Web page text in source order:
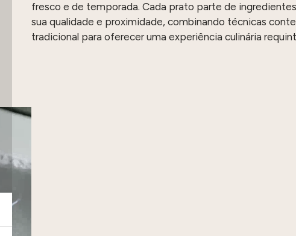
fresco e de temporada. Cada prato parte de
sua qualidade e proximidade, combinando técnicas
tradicional para oferecer uma experiência culinária